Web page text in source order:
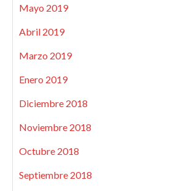
Mayo 2019
Abril 2019
Marzo 2019
Enero 2019
Diciembre 2018
Noviembre 2018
Octubre 2018
Septiembre 2018